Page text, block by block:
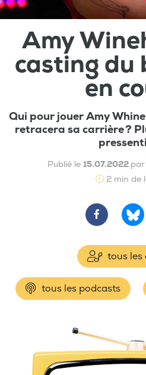
Amy
casting du
en
Qui pour jouer Amy
retracera sa carrière ?
Publié le 15.07.2022 par
2 min de
tous les
tous les podcasts